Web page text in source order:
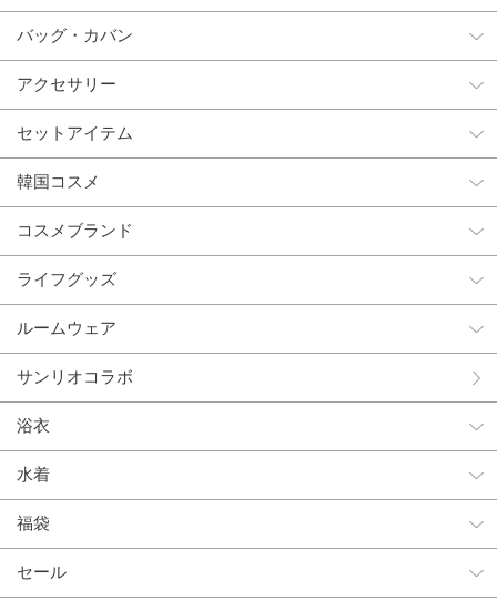
バッグ・カバン
アクセサリー
セットアイテム
韓国コスメ
コスメブランド
ライフグッズ
ルームウェア
サンリオコラボ
浴衣
水着
福袋
セール